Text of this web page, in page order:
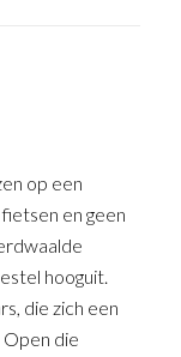
op een
en geen
hooguit.
die zich een
die